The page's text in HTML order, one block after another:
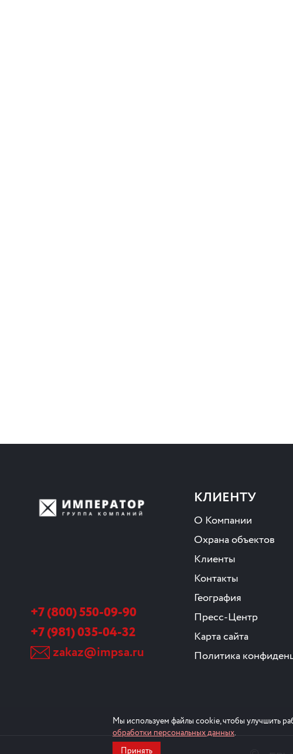
+7 (800) 550-09-90
+7 (981) 035-04-32
zakaz@impsa.ru
КЛИЕНТУ
О Компании
Охрана объектов
Клиенты
Контакты
География
Пресс-Центр
Карта сайта
Политика
Мы используем файлы cookie, чтобы улучшить
обработки персональных данных.
Принять